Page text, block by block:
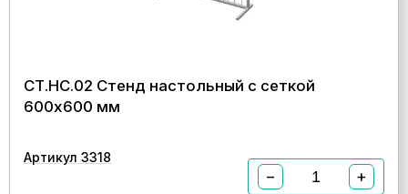
СТ.НС.02 Стенд настольный с сеткой
600х600 мм
Артикул 3318
− +